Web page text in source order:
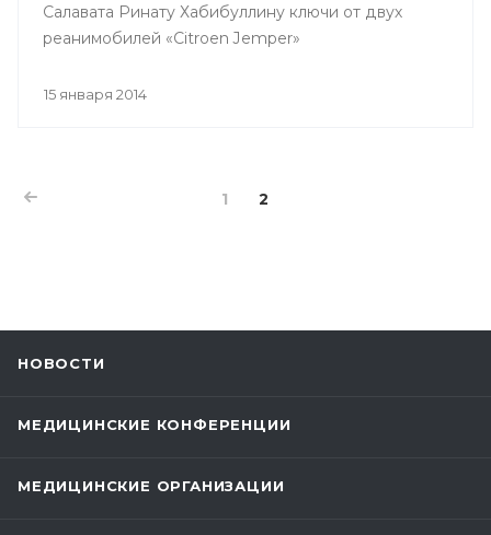
Салавата Ринату Хабибуллину ключи от двух
реанимобилей «Citroen Jemper»
15 января 2014
1 2
НОВОСТИ
МЕДИЦИНСКИЕ КОНФЕРЕНЦИИ
МЕДИЦИНСКИЕ ОРГАНИЗАЦИИ